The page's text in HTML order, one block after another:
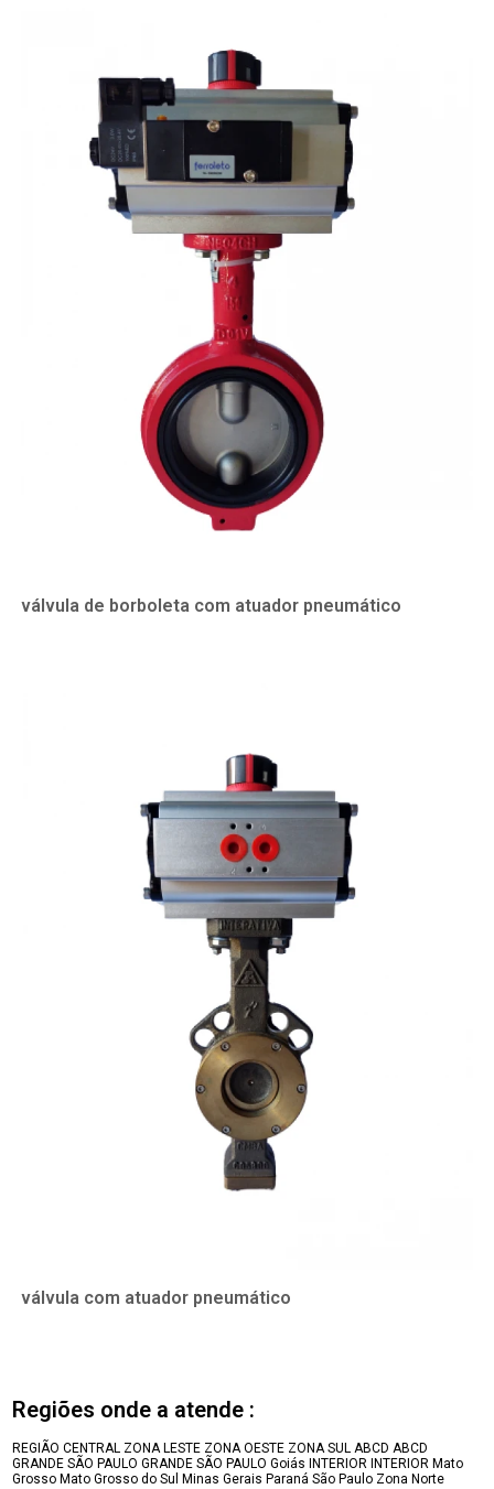
válvula de borboleta com atuador pneumático
válvula com atuador pneumático
Regiões onde a atende :
REGIÃO CENTRAL ZONA LESTE ZONA OESTE ZONA SUL ABCD ABCD
GRANDE SÃO PAULO GRANDE SÃO PAULO Goiás INTERIOR INTERIOR Mato
Grosso Mato Grosso do Sul Minas Gerais Paraná São Paulo Zona Norte